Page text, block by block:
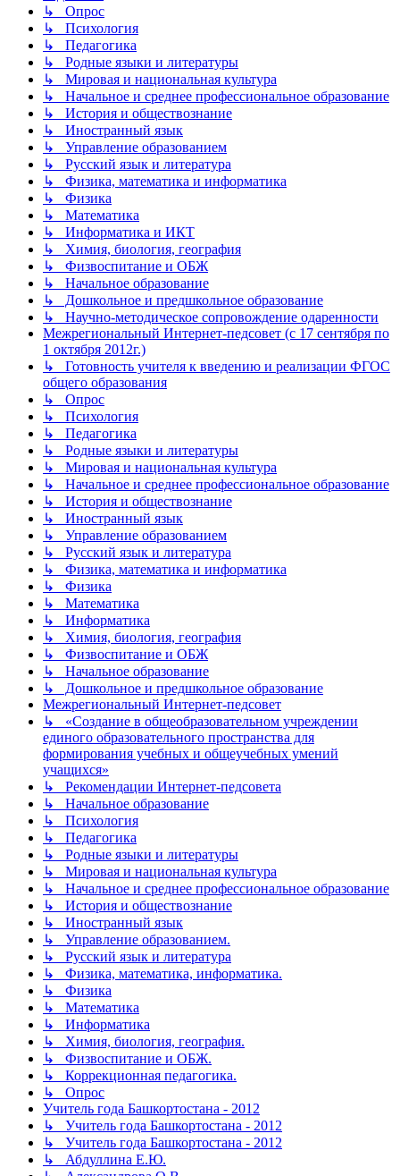
↳ Опрос
↳ Психология
↳ Педагогика
↳ Родные языки и литературы
↳ Мировая и национальная культура
↳ Начальное и среднее профессиональное образование
↳ История и обществознание
↳ Иностранный язык
↳ Управление образованием
↳ Русский язык и литература
↳ Физика, математика и информатика
↳ Физика
↳ Математика
↳ Информатика и ИКТ
↳ Химия, биология, география
↳ Физвоспитание и ОБЖ
↳ Начальное образование
↳ Дошкольное и предшкольное образование
↳ Научно-методическое сопровождение одаренности
Межрегиональный Интернет-педсовет (с 17 сентября по
1 октября 2012г.)
↳ Готовность учителя к введению и реализации ФГОС
общего образования
↳ Опрос
↳ Психология
↳ Педагогика
↳ Родные языки и литературы
↳ Мировая и национальная культура
↳ Начальное и среднее профессиональное образование
↳ История и обществознание
↳ Иностранный язык
↳ Управление образованием
↳ Русский язык и литература
↳ Физика, математика и информатика
↳ Физика
↳ Математика
↳ Информатика
↳ Химия, биология, география
↳ Физвоспитание и ОБЖ
↳ Начальное образование
↳ Дошкольное и предшкольное образование
Межрегиональный Интернет-педсовет
↳ «Создание в общеобразовательном учреждении
единого образовательного пространства для
формирования учебных и общеучебных умений
учащихся»
↳ Рекомендации Интернет-педсовета
↳ Начальное образование
↳ Психология
↳ Педагогика
↳ Родные языки и литературы
↳ Мировая и национальная культура
↳ Начальное и среднее профессиональное образование
↳ История и обществознание
↳ Иностранный язык
↳ Управление образованием.
↳ Русский язык и литература
↳ Физика, математика, информатика.
↳ Физика
↳ Математика
↳ Информатика
↳ Химия, биология, география.
↳ Физвоспитание и ОБЖ.
↳ Коррекционная педагогика.
↳ Опрос
Учитель года Башкортостана - 2012
↳ Учитель года Башкортостана - 2012
↳ Учитель года Башкортостана - 2012
↳ Абдуллина Е.Ю.